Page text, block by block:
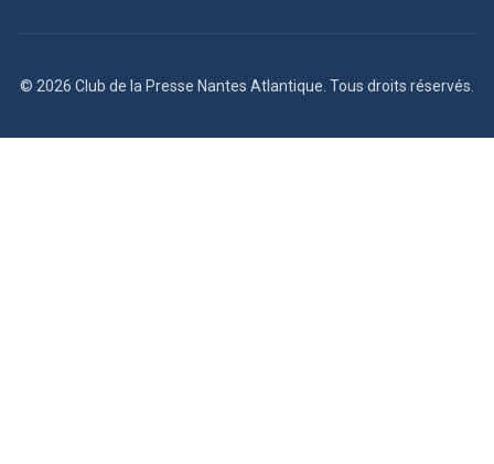
© 2026 Club de la Presse Nantes Atlantique. Tous droits réservés.